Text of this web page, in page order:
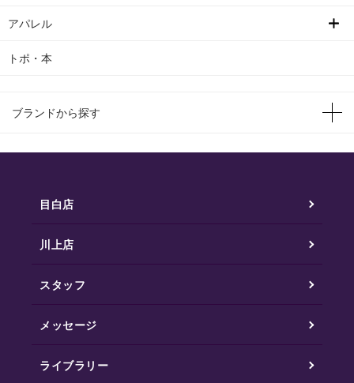
アパレル
トポ・本
ブランドから探す
目白店
川上店
スタッフ
メッセージ
ライブラリー